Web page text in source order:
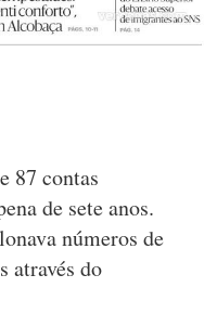
87 contas
de sete anos.
números de
através do